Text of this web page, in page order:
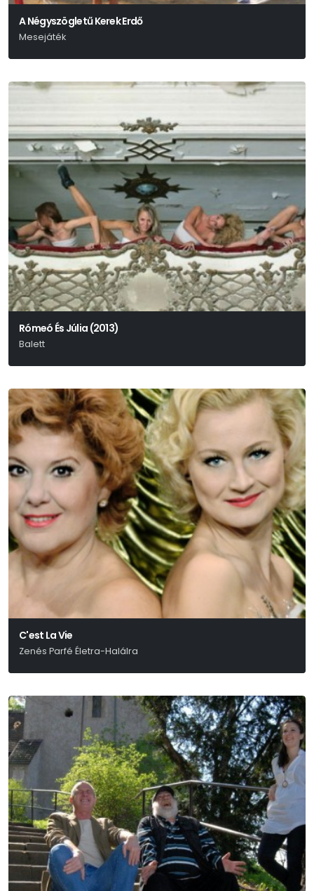
A Négyszögletű Kerek Erdő
Mesejáték
Rómeó És Júlia (2013)
Balett
C'est La Vie
Zenés Parfé Életra-Halálra